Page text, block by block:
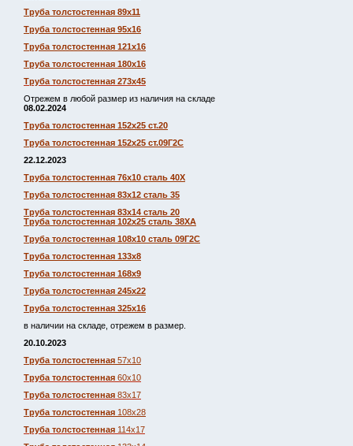
Труба толстостенная 89х11
Труба толстостенная 95х16
Труба толстостенная 121х16
Труба толстостенная 180х16
Труба толстостенная 273х45
Отрежем в любой размер из наличия на складе
08.02.2024
Труба толстостенная 152х25 ст.20
Труба толстостенная 152х25 ст.09Г2С
22.12.2023
Труба толстостенная 76х10 сталь 40Х
Труба толстостенная 83х12 сталь 35
Труба толстостенная 83х14 сталь 20
Труба толстостенная 102х25 сталь 38ХА
Труба толстостенная 108х10 сталь 09Г2С
Труба толстостенная 133х8
Труба толстостенная 168х9
Труба толстостенная 245х22
Труба толстостенная 325х16
в наличии на складе, отрежем в размер.
20.10.2023
Труба толстостенная 57х10
Труба толстостенная 60х10
Труба толстостенная 83х17
Труба толстостенная 108х28
Труба толстостенная 114х17